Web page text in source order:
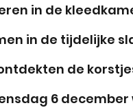
in de
in de tijdelijke
de
6